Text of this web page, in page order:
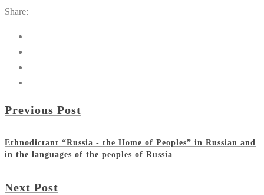
Share:
Previous Post
Ethnodictant “Russia - the Home of Peoples” in Russian and
in the languages of the peoples of Russia
Next Post